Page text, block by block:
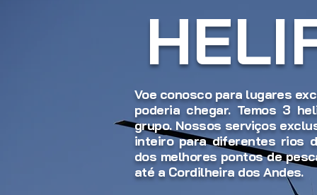
Voe conosco para lugares
poderia chegar. Temos 3
grupo. Nossos serviços
inteiro para diferentes rios
dos melhores pontos de
até a Cordilheira dos Andes.